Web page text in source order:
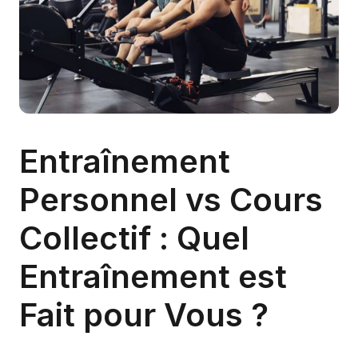
Entraînement
Personnel vs Cours
Collectif : Quel
Entraînement est
Fait pour Vous ?